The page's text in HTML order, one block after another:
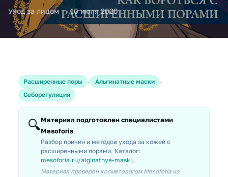
Уход за лицом 10 июля 2020
Расширенные поры · Альгинатные маски ·
Себорегуляция
🔍Материал подготовлен специалистами
Mesoforia
Разбор причин и методов ухода за кожей с
расширенными порами. Каталог:
mesoforia.ru/alginatnye-maski.
Материал проверен косметологом Mesoforia на